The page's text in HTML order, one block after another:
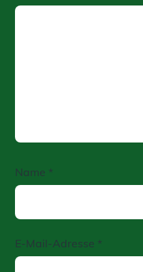
Name *
E-Mail-Adresse *